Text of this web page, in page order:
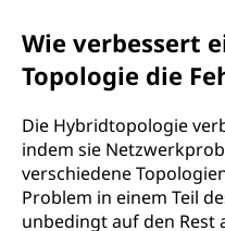
Wie verbessert
Topologie die
Die Hybridtopologie
indem sie
verschiedene
Problem in einem Teil
unbedingt auf den Rest